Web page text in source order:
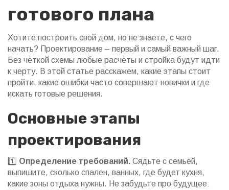
готового плана
Хотите построить свой дом, но не знаете, с чего
начать? Проектирование – первый и самый важный шаг.
Без чёткой схемы любые расчёты и стройка будут идти
к черту. В этой статье расскажем, какие этапы стоит
пройти, какие ошибки часто совершают новички и где
искать готовые решения.
Основные этапы
проектирования
1️⃣ Определение требований. Сядьте с семьёй,
выпишите, сколько спален, ванных, где будет кухня,
какие зоны отдыха нужны. Не забудьте про будущее: